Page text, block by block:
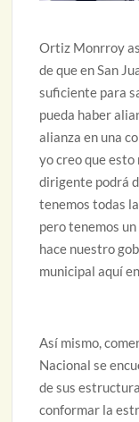
Ortiz Monrroy
de que en San
suficiente para
pueda haber
alianza en una
yo creo que esto
dirigente podrá
tenemos todas
pero tenemos
hace nuestro
municipal aquí
Así mismo,
Nacional se
de sus
conformar la